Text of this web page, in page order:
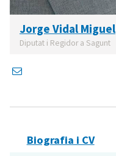
Jorge Vidal Miguel
Diputat i Regidor a Sagunt
Biografia i CV